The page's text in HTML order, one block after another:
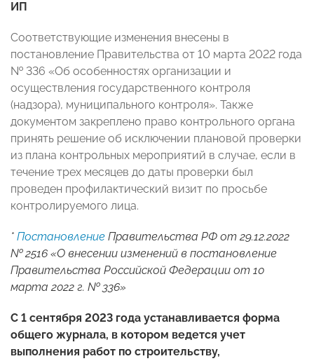
ИП
Соответствующие изменения внесены в
постановление Правительства от 10 марта 2022 года
№ 336 «Об особенностях организации и
осуществления государственного контроля
(надзора), муниципального контроля». Также
документом закреплено право контрольного органа
принять решение об исключении плановой проверки
из плана контрольных мероприятий в случае, если в
течение трех месяцев до даты проверки был
проведен профилактический визит по просьбе
контролируемого лица.
* Постановление Правительства РФ от 29.12.2022
№ 2516 «О внесении изменений в постановление
Правительства Российской Федерации от 10
марта 2022 г. № 336»
С 1 сентября 2023 года устанавливается форма
общего журнала, в котором ведется учет
выполнения работ по строительству,